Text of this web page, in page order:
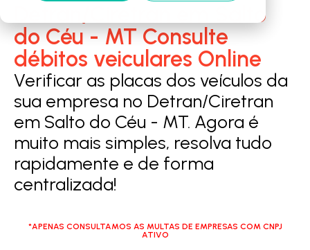
Detran/Ciretran em Salto
do Céu - MT Consulte
débitos veiculares Online
Verificar as placas dos veículos da
sua empresa no Detran/Ciretran
em Salto do Céu - MT. Agora é
muito mais simples, resolva tudo
rapidamente e de forma
centralizada!
*APENAS CONSULTAMOS AS MULTAS DE EMPRESAS COM CNPJ
ATIVO